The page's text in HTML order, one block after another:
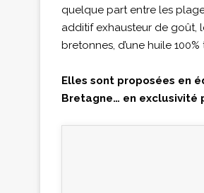
quelque part entre les
additif exhausteur de goût,
bretonnes, d’une huile
Elles sont proposées en
Bretagne… en exclusivité